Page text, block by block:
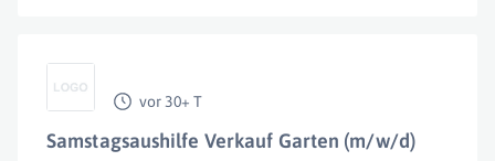
vor 30+ T
Samstagsaushilfe Verkauf Garten (m/w/d)